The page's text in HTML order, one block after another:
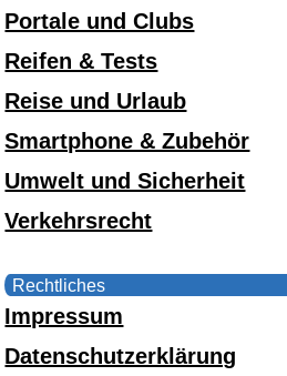
Portale und Clubs
Reifen & Tests
Reise und Urlaub
Smartphone & Zubehör
Umwelt und Sicherheit
Verkehrsrecht
Rechtliches
Impressum
Datenschutzerklärung